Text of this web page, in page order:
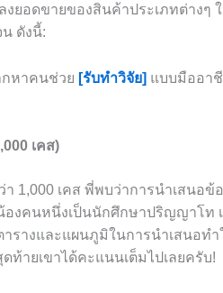
ยอดขายของสินค้าประเภทต่างๆ
ดังนี้:
กหาคนช่วย [รับทำวิจัย] แบบมืออา
เคส)
1,000 เคส พี่พบว่าการนำเสนอ
องคนหนึ่งเป็นนักศึกษาปริญญาโท
รางและแผนภูมิในการนำเสนอทำ
ท้ายเขาได้คะแนนเต็มไปเลยครับ!